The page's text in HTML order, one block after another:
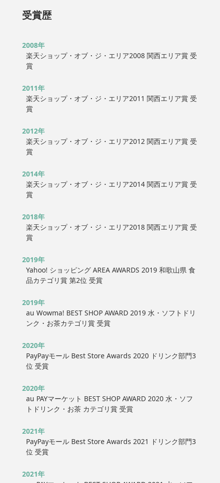
受賞歴
2008年
楽天ショップ・オブ・ジ・エリア2008 関西エリア賞 受
賞
2011年
楽天ショップ・オブ・ジ・エリア2011 関西エリア賞 受
賞
2012年
楽天ショップ・オブ・ジ・エリア2012 関西エリア賞 受
賞
2014年
楽天ショップ・オブ・ジ・エリア2014 関西エリア賞 受
賞
2018年
楽天ショップ・オブ・ジ・エリア2018 関西エリア賞 受
賞
2019年
Yahoo! ショッピング AREA AWARDS 2019 和歌山県 食
品カテゴリ賞 第2位 受賞
2019年
au Wowma! BEST SHOP AWARD 2019 水・ソフトドリ
ンク・お茶カテゴリ賞 受賞
2020年
PayPayモール Best Store Awards 2020 ドリンク部門3
位 受賞
2020年
au PAYマーケット BEST SHOP AWARD 2020 水・ソフ
トドリンク・お茶 カテゴリ賞 受賞
2021年
PayPayモール Best Store Awards 2021 ドリンク部門3
位 受賞
2021年